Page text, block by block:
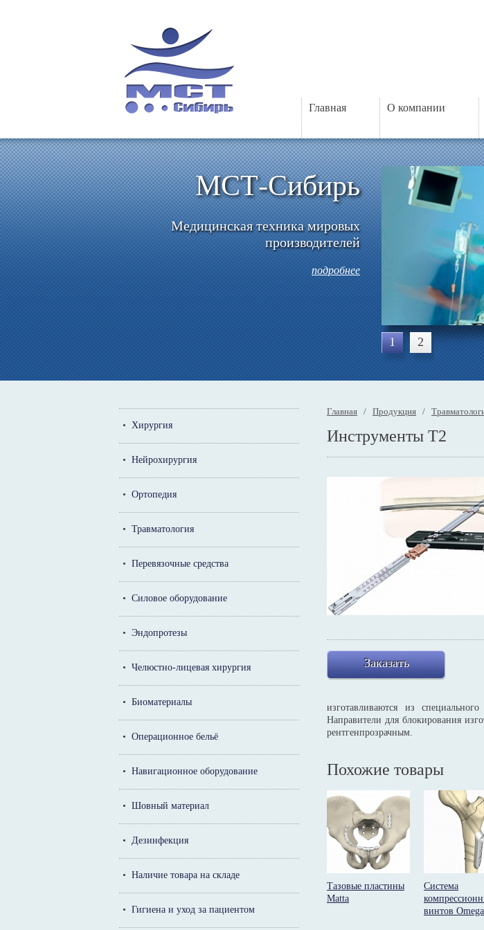
Главная О компании
МСТ-Сибирь
Медицинская техника мировых
производителей
подробнее
1 2
• Хирургия
• Нейрохирургия
• Ортопедия
• Травматология
• Перевязочные средства
• Силовое оборудование
• Эндопротезы
• Челюстно-лицевая хирургия
• Биоматериалы
• Операционное бельё
• Навигационное оборудование
• Шовный материал
• Дезинфекция
• Наличие товара на складе
• Гигиена и уход за пациентом
Главная / Продукция /
Инструменты Т2
Заказать
изготавливаются из
Направители для блокирования
рентгенпрозрачным.
Похожие товары
Тазовые пластины
Matta
Система
винтов